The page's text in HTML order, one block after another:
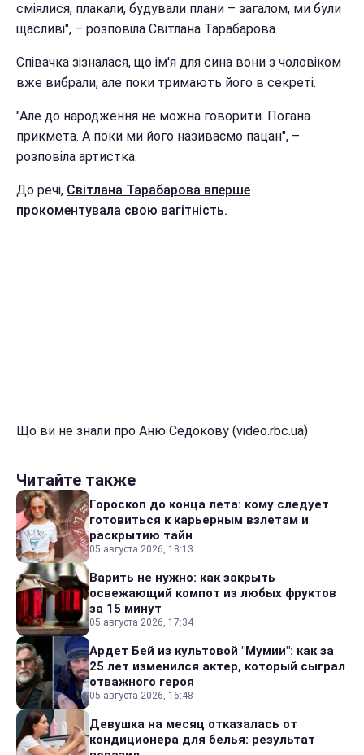
сміялися, плакали, будували плани – загалом, ми були
щасливі", – розповіла Світлана Тарабарова.
Співачка зізналася, що ім'я для сина вони з чоловіком
вже вибрали, але поки тримають його в секреті.
"Але до народження не можна говорити. Погана
прикмета. А поки ми його називаємо пацан", –
розповіла артистка.
До речі, Світлана Тарабарова вперше
прокоментувала свою вагітність.
Що ви не знали про Аню Седокову (video.rbc.ua)
Читайте также
Гороскоп до конца лета: кому следует
готовиться к карьерным взлетам и
раскрытию тайн
05 августа 2026, 18:13
Варить не нужно: как закрыть
освежающий компот из любых фруктов
за 15 минут
05 августа 2026, 17:34
Ардет Бей из культовой "Мумии": как за
25 лет изменился актер, который сыграл
отважного героя
05 августа 2026, 16:48
Девушка на месяц отказалась от
кондиционера для белья: результат